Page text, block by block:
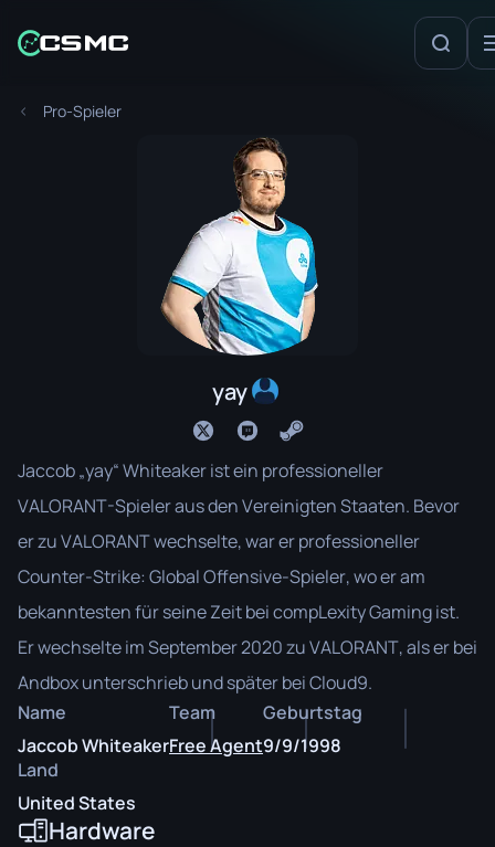
Pro-Spieler
yay
Jaccob „yay“ Whiteaker ist ein professioneller
VALORANT-Spieler aus den Vereinigten Staaten. Bevor
er zu VALORANT wechselte, war er professioneller
Counter-Strike: Global Offensive-Spieler, wo er am
bekanntesten für seine Zeit bei compLexity Gaming ist.
Er wechselte im September 2020 zu VALORANT, als er bei
Andbox unterschrieb und später bei Cloud9.
Name
Jaccob Whiteaker
Team
Free Agent
Geburtstag
9/9/1998
Land
United States
Hardware